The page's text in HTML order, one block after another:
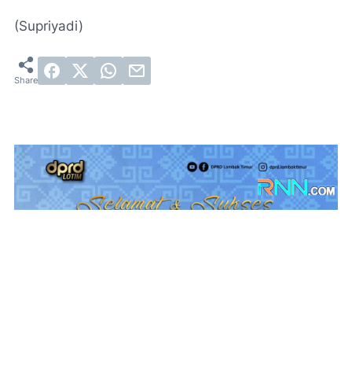
(Supriyadi)